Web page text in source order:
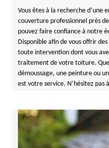
Vous êtes à la recherche d’une
couverture professionnel près
pouvez faire confiance à notre
Disponible afin de vous offrir
toute intervention dont vous
traitement de votre toiture.
démoussage, une peinture ou
est votre service. N’hésitez pas